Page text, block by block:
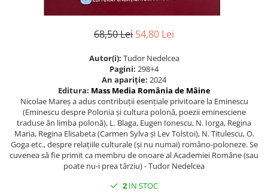
Politică/Geopolitică
Spiritualitate/Ezoterism
Sport
Stiinte/Educatie
68,50 Lei 54,80 Lei
Autor(i): Tudor Nedelcea
Pagini: 298+4
An apariție: 2024
Editura: Mass Media România de Mâine
Nicolae Mareș a adus contribuții esențiale privitoare la Eminescu
(Eminescu despre Polonia și cultura polonă, poezii eminesciene
traduse ăn limba polonă), L. Blaga, Eugen Ionescu, N. Iorga, Regina
Maria, Regina Elisabeta (Carmen Sylva și Lev Tolstoi), N. Titulescu, O.
Goga etc., despre relațiile culturale (și nu numai) româno-poloneze. Se
cuvenea să fie primit ca membru de onoare al Academiei Române (sau
poate nu-i prea târziu) - Tudor Nedelcea
2 IN STOC